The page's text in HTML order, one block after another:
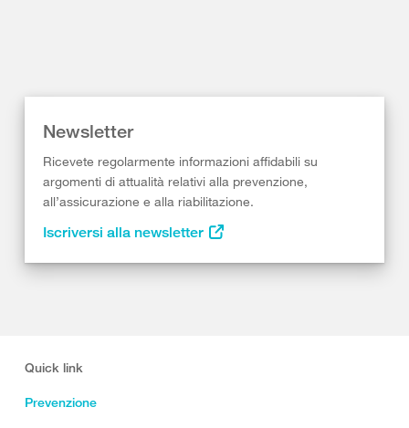
Newsletter
Ricevete regolarmente informazioni affidabili su
argomenti di attualità relativi alla prevenzione,
all’assicurazione e alla riabilitazione.
Iscriversi alla newsletter
Quick link
Prevenzione